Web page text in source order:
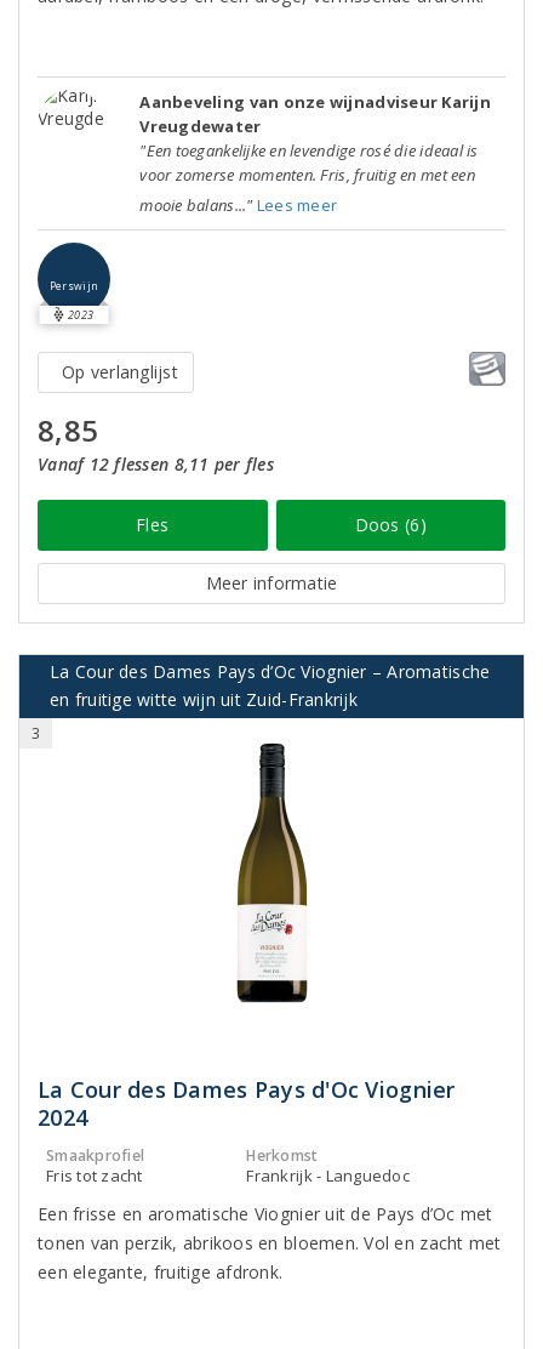
Aanbeveling van onze wijnadviseur Karijn
Vreugdewater
"Een toegankelijke en levendige rosé die ideaal is
voor zomerse momenten. Fris, fruitig en met een
mooie balans..." Lees meer
Perswijn
2023
Op verlanglijst
8,85
Vanaf 12 flessen 8,11 per fles
Fles Doos (6)
Meer informatie
La Cour des Dames Pays d’Oc Viognier – Aromatische
en fruitige witte wijn uit Zuid-Frankrijk
3
La Cour des Dames Pays d'Oc Viognier
2024
Smaakprofiel
Fris tot zacht
Herkomst
Frankrijk - Languedoc
Een frisse en aromatische Viognier uit de Pays d’Oc met
tonen van perzik, abrikoos en bloemen. Vol en zacht met
een elegante, fruitige afdronk.